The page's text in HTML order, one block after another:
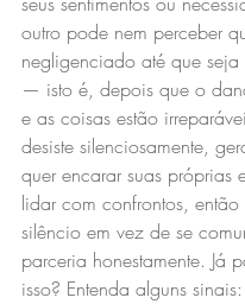
outro pode nem perceber
negligenciado até que seja
— isto é, depois que o
e as coisas estão
desiste silenciosamente,
quer encarar suas próprias
lidar com confrontos,
silêncio em vez de se
parceria honestamente. Já
isso? Entenda alguns sinais: